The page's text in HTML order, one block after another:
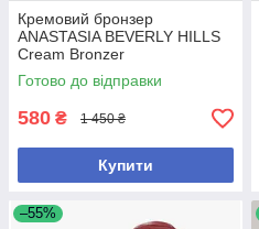
Кремовий бронзер
ANASTASIA BEVERLY HILLS
Cream Bronzer
Готово до відправки
580 ₴ 1 450 ₴
Купити
–55%